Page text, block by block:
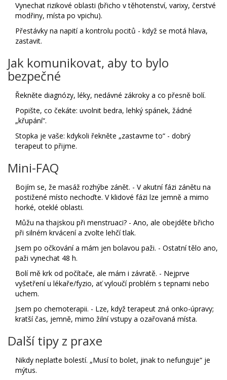
Vynechat rizikové oblasti (břicho v těhotenství, varixy, čerstvé
modřiny, místa po vpichu).
Přestávky na napití a kontrolu pocitů - když se motá hlava,
zastavit.
Jak komunikovat, aby to bylo
bezpečné
Řekněte diagnózy, léky, nedávné zákroky a co přesně bolí.
Popište, co čekáte: uvolnit bedra, lehký spánek, žádné
„křupání“.
Stopka je vaše: kdykoli řekněte „zastavme to“ - dobrý
terapeut to přijme.
Mini-FAQ
Bojím se, že masáž rozhýbe zánět. - V akutní fázi zánětu na
postižené místo nechoďte. V klidové fázi lze jemně a mimo
horké, oteklé oblasti.
Můžu na thajskou při menstruaci? - Ano, ale obejděte břicho
při silném krvácení a zvolte lehčí tlak.
Jsem po očkování a mám jen bolavou paži. - Ostatní tělo ano,
paži vynechat 48 h.
Bolí mě krk od počítače, ale mám i závratě. - Nejprve
vyšetření u lékaře/fyzio, ať vyloučí problém s tepnami nebo
uchem.
Jsem po chemoterapii. - Lze, když terapeut zná onko-úpravy;
kratší čas, jemně, mimo žilní vstupy a ozařovaná místa.
Další tipy z praxe
Nikdy neplaťte bolestí. „Musí to bolet, jinak to nefunguje“ je
mýtus.